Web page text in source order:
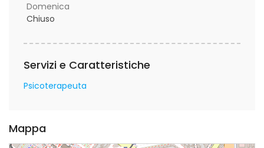
Domenica
Chiuso
Servizi e Caratteristiche
Psicoterapeuta
Mappa